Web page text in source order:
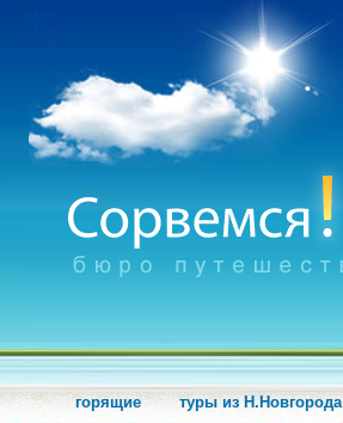
горящие туры из Н.Новгорода